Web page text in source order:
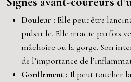
Douleur : Elle peut être
pulsatile. Elle irradie parfois
mâchoire ou la gorge. Son
de l’importance de
Gonflement : Il peut toucher